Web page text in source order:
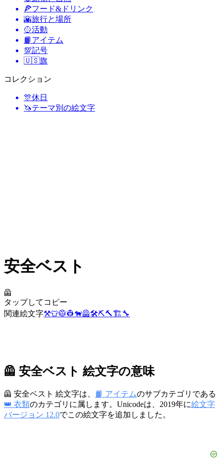
🍕フード&ドリンク
🌇旅行と場所
🥎活動
📙 アイテム
💯記号
🇺🇸旗
コレクション
🎊休日
🦄テーマ別の絵文字
安全ベスト
🦺
タップしてコピー
関連絵文字⚒️👕🥼👷🐕‍🦺🛠️⛏️🔨🏗️🔧
🦺 安全ベスト 絵文字の意味
🦺 安全ベスト 絵文字は、 📙 アイテムのサブカテゴリである
👑 衣類のカテゴリに属します。Unicodeは、2019年に絵文字
バージョン 12.0でこの絵文字を追加しました。